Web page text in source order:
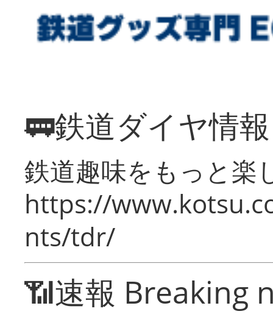
🚃鉄道ダイヤ情
鉄道趣味をもっと楽
https://
nts/tdr/
📶速報 Breaking